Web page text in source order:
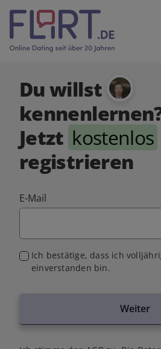
Du willst
Jetzt kostenlos
registrieren
E-Mail
Ich bestätige, dass ich
einverstanden bin.
Weiter